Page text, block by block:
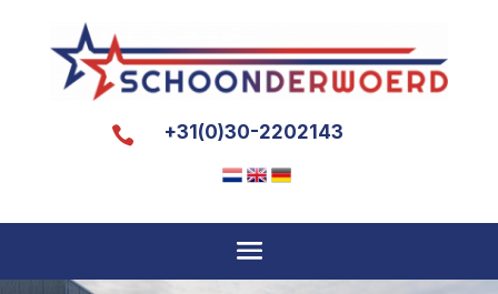
 +31(0)30-2202143